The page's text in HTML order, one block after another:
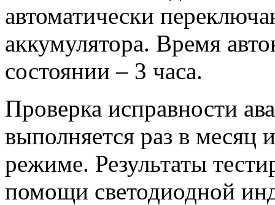
автоматически
аккумулятора. Время
состоянии – 3 часа.
Проверка исправности
выполняется раз в месяц
режиме. Результаты
помощи светодиодной